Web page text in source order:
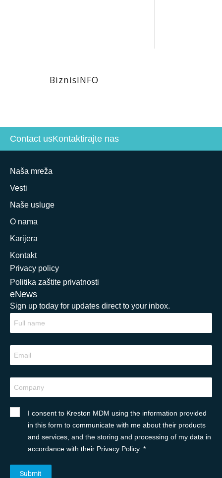
BiznisINFO
Contact usKontaktirajte nas
Naša mreža
Vesti
Naše usluge
O nama
Karijera
Kontakt
Privacy policy
Politika zaštite privatnosti
eNews
Sign up today for updates direct to your inbox.
I consent to Kreston MDM using the information provided
in this form to communicate with me about their products
and services, and the storing and processing of my data in
accordance with their Privacy Policy. *